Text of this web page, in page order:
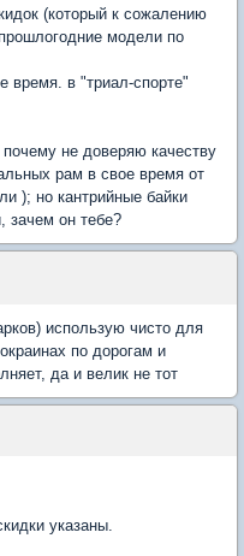
(который к сожалению
модели по
время. в "триал-спорте"
не доверяю качеству
рам в свое время от
); но кантрийные байки
зачем он тебе?
использую чисто для
по дорогам и
да и велик не тот
указаны.